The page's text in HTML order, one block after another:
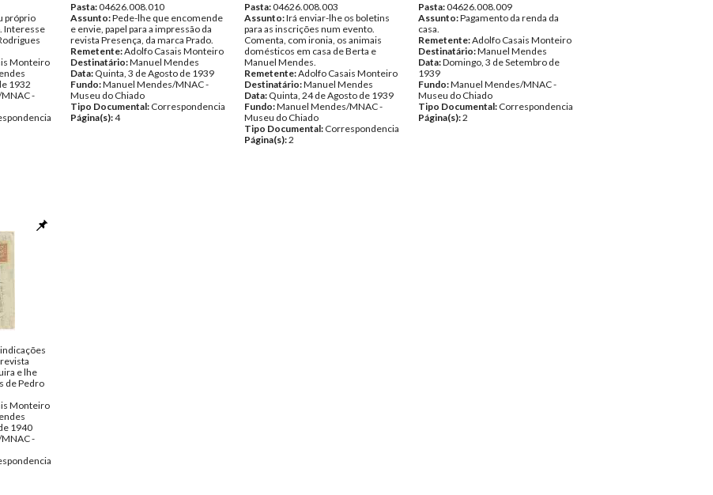
próprio
Interesse
Monteiro
1932
-
Pasta:04626.008.010
Assunto:Pede-lhe que encomende
e envie, papel para a impressão da
revista Presença, da marca Prado.
Remetente:Adolfo Casais Monteiro
Destinatário:Manuel Mendes
Data: Quinta, 3 de Agosto de 1939
Fundo:Manuel Mendes/MNAC -
Museu do Chiado
Tipo Documental: Correspondencia
Página(s):4
Pasta:04626.008.003
Assunto:Irá enviar-lhe os boletins
para as inscrições num evento.
Comenta, com ironia, os animais
domésticos em casa de Berta e
Manuel Mendes.
Remetente:Adolfo Casais Monteiro
Destinatário:Manuel Mendes
Data: Quinta, 24 de Agosto de 1939
Fundo:Manuel Mendes/MNAC -
Museu do Chiado
Tipo Documental: Correspondencia
Página(s):2
Pasta:04626.008.009
Assunto:Pagamento da renda da
casa.
Remetente:Adolfo Casais Monteiro
Destinatário:Manuel Mendes
Data:Domingo, 3 de Setembro de
1939
Fundo:Manuel Mendes/MNAC -
Museu do Chiado
Tipo Documental: Correspondencia
Página(s):2
e lhe
de Pedro
Monteiro
1940
-